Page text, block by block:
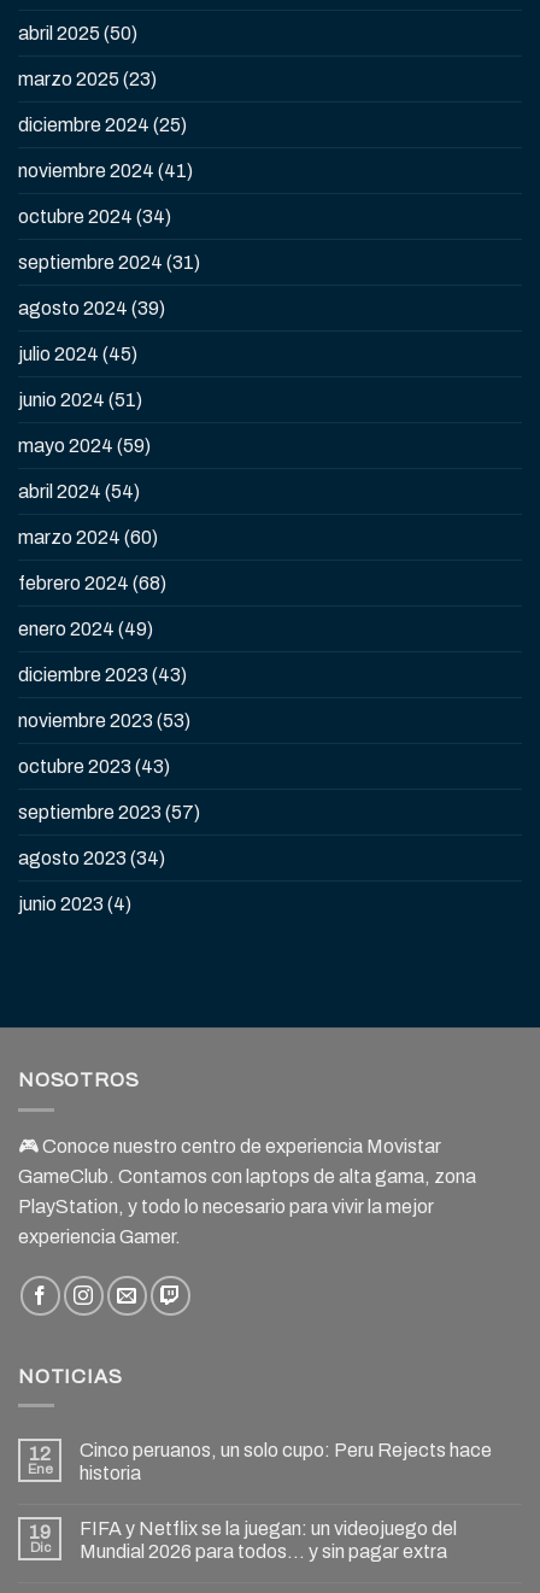
abril 2025 (50)
marzo 2025 (23)
diciembre 2024 (25)
noviembre 2024 (41)
octubre 2024 (34)
septiembre 2024 (31)
agosto 2024 (39)
julio 2024 (45)
junio 2024 (51)
mayo 2024 (59)
abril 2024 (54)
marzo 2024 (60)
febrero 2024 (68)
enero 2024 (49)
diciembre 2023 (43)
noviembre 2023 (53)
octubre 2023 (43)
septiembre 2023 (57)
agosto 2023 (34)
junio 2023 (4)
NOSOTROS
🎮 Conoce nuestro centro de experiencia Movistar
GameClub. Contamos con laptops de alta gama, zona
PlayStation, y todo lo necesario para vivir la mejor
experiencia Gamer.
NOTICIAS
12
Ene
Cinco peruanos, un solo cupo: Peru Rejects hace
historia
19
Dic
FIFA y Netflix se la juegan: un videojuego del
Mundial 2026 para todos… y sin pagar extra